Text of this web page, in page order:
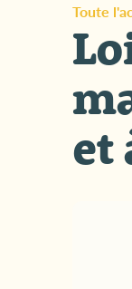
Toute
et